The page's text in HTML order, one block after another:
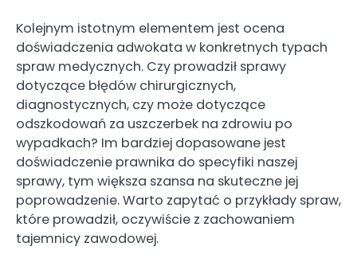
Kolejnym istotnym elementem jest ocena
doświadczenia adwokata w konkretnych typach
spraw medycznych. Czy prowadził sprawy
dotyczące błędów chirurgicznych,
diagnostycznych, czy może dotyczące
odszkodowań za uszczerbek na zdrowiu po
wypadkach? Im bardziej dopasowane jest
doświadczenie prawnika do specyfiki naszej
sprawy, tym większa szansa na skuteczne jej
poprowadzenie. Warto zapytać o przykłady spraw,
które prowadził, oczywiście z zachowaniem
tajemnicy zawodowej.